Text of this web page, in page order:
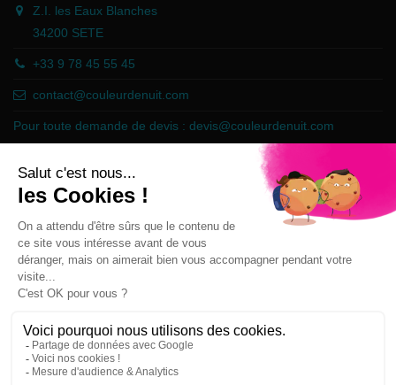
Z.I. les Eaux Blanches
34200 SETE
+33 9 78 45 55 45
contact@couleurdenuit.com
Pour toute demande de devis : devis@couleurdenuit.com
Marchand approuvé par la Société des Avis Garantis,cliquez ici pour
vérifier .
Follow us
Newsletter